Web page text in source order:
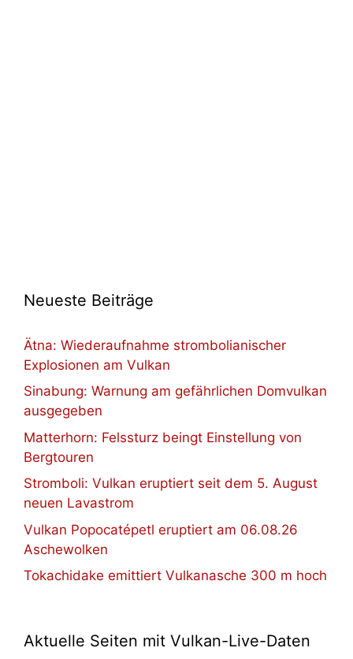
Neueste Beiträge
Ätna: Wiederaufnahme strombolianischer
Explosionen am Vulkan
Sinabung: Warnung am gefährlichen Domvulkan
ausgegeben
Matterhorn: Felssturz beingt Einstellung von
Bergtouren
Stromboli: Vulkan eruptiert seit dem 5. August
neuen Lavastrom
Vulkan Popocatépetl eruptiert am 06.08.26
Aschewolken
Tokachidake emittiert Vulkanasche 300 m hoch
Aktuelle Seiten mit Vulkan-Live-Daten